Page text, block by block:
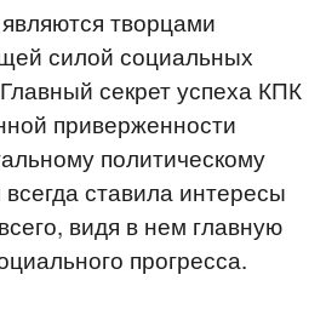
творцами
силой социальных
секрет успеха КПК
приверженности
политическому
ставила интересы
видя в нем главную
прогресса.